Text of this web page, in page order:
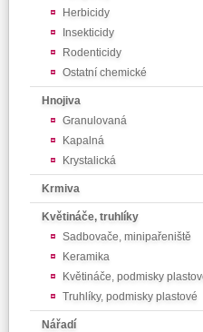
Herbicidy
Insekticidy
Rodenticidy
Ostatní chemické
Hnojiva
Granulovaná
Kapalná
Krystalická
Krmiva
Květináče, truhlíky
Sadbovače, minipařeniště
Keramika
Květináče, podmisky
Truhlíky, podmisky plastové
Nářadí